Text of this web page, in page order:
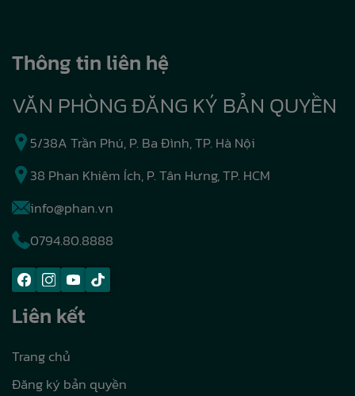
Thông tin liên hệ
VĂN PHÒNG ĐĂNG KÝ BẢN QUYỀN
5/38A Trần Phú, P. Ba Đình, TP. Hà Nội
38 Phan Khiêm Ích, P. Tân Hưng, TP. HCM
info@phan.vn
0794.80.8888
Liên kết
Trang chủ
Đăng ký bản quyền